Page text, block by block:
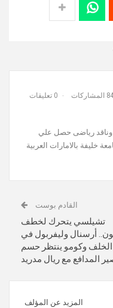
84 المشاركات 0 تعليقات
رياضى حصل علي
خليفة بالامارات العربية
القادم بوست
تشيلسي يتحرك لخطف
أرسنال وليفربول في
الخلف وكومو ينتظر حسم
المدافع مع ريال مدريد
المزيد عن المؤلف